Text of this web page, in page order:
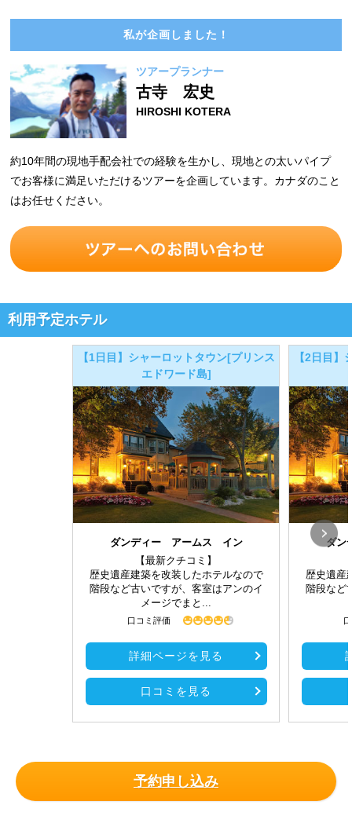
私が企画しました！
ツアープランナー
古寺 宏史
HIROSHI KOTERA
約10年間の現地手配会社での経験を生かし、現地との太いパイプ
でお客様に満足いただけるツアーを企画しています。カナダのこと
はお任せください。
利用予定ホテル
【1日目】シャーロットタウン[プリンス
エドワード島]
ダンディー アームス イン
【最新クチコミ】
歴史遺産建築を改装したホテルなので
階段など古いですが、客室はアンのイ
メージでまと...
口コミ評価
詳細ページを見る
口コミを見る
【2日目】
ダン
歴史遺産
階段など
予約申し込み